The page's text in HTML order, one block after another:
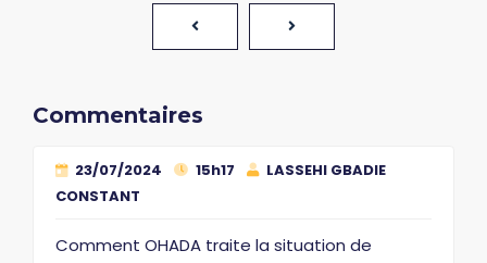
Commentaires
23/07/2024 15h17
LASSEHI GBADIE
CONSTANT
Comment OHADA traite la situation de